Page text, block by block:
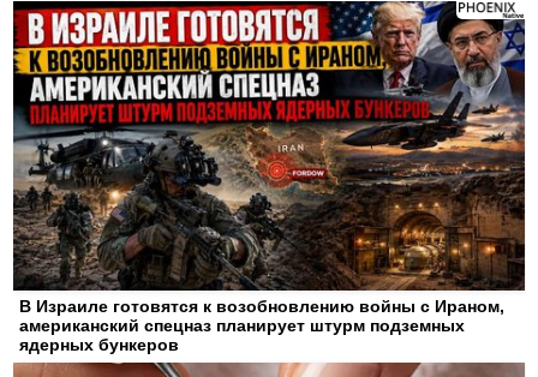
В Израиле готовятся к возобновлению войны с Ираном,
американский спецназ планирует штурм подземных
ядерных бункеров